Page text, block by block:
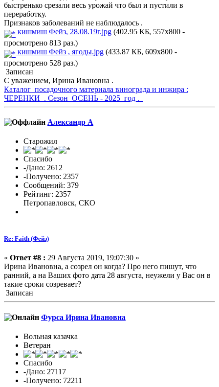
быстренько срезали весь урожай что был и пустили в
переработку.
Признаков заболеваний не наблюдалось .
кишмиш Фейз, 28.08.19г.jpg (402.95 КБ, 557x800 -
просмотрено 813 раз.)
кишмиш Фейз , ягоды.jpg (433.87 КБ, 609x800 -
просмотрено 528 раз.)
Записан
С уважением, Ирина Ивановна .
Каталог посадочного материала винограда и инжира :
ЧЕРЕНКИ . Сезон ОСЕНЬ - 2025 год .
Александр А
Старожил
Спасибо
-Дано: 2612
-Получено: 2357
Сообщений: 379
Рейтинг: 2357
Петропавловск, СКО
Re: Faith (Фейз)
« Ответ #8 : 29 Августа 2019, 19:07:30 »
Ирина Ивановна, а созрел он когда? Про него пишут, что
ранний, а на Ваших фото дата 28 августа, неужели у Вас он в
такие сроки созревает?
Записан
Фурса Ирина Ивановна
Вольная казачка
Ветеран
Спасибо
-Дано: 27117
-Получено: 72211